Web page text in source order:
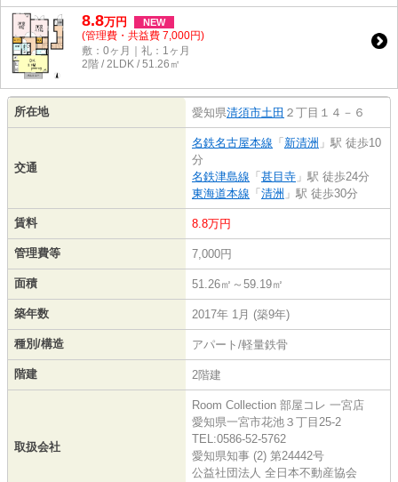
8.8万円 NEW
(管理費・共益費 7,000円)
敷：0ヶ月｜礼：1ヶ月
2階 / 2LDK / 51.26㎡
所在地 愛知県清須市土田 ２丁目１４－６
交通
名鉄名古屋本線 「 新清洲 」駅 徒歩10
分
名鉄津島線 「 甚目寺 」駅 徒歩24分
東海道本線 「 清洲 」駅 徒歩30分
賃料 8.8万円
管理費等 7,000円
面積 51.26㎡～59.19㎡
築年数 2017年 1月 (築9年)
種別/構造 アパート/軽量鉄骨
階建 2階建
取扱会社
Room Collection 部屋コレ 一宮店
愛知県一宮市花池３丁目25-2
TEL:0586-52-5762
愛知県知事 (2) 第24442号
公益社団法人 全日本不動産協会